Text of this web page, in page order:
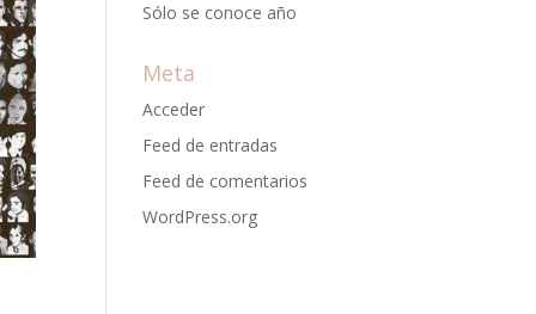
Sólo se conoce año
Meta
Acceder
Feed de entradas
Feed de comentarios
WordPress.org